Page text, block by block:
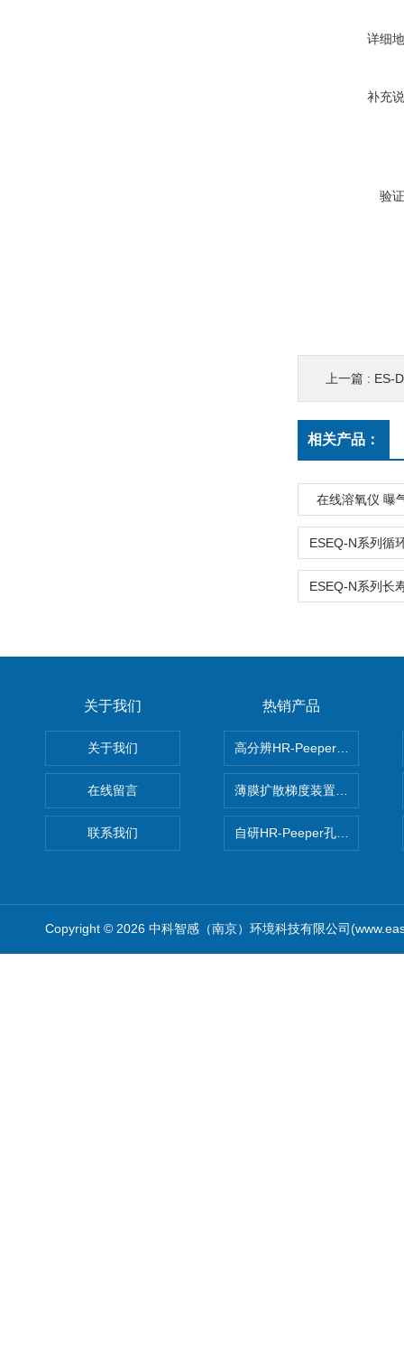
详细
补充
验
上一篇 : ES-
相关产品：
在线溶氧仪 曝
关于我们
关于我们
在线留言
联系我们
热销产品
高分辨HR-Peeper采样器孔隙
薄膜扩散梯度装置 Agl DGT
自研HR-Peeper孔隙水采样器
Copyright © 2026 中科智感（南京）环境科技有限公司